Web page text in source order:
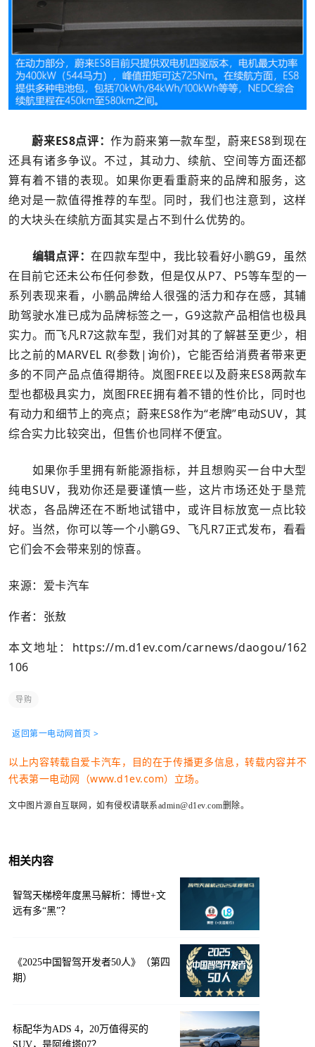
蔚来ES8点评：作为蔚来第一款车型，蔚来ES8到现在
还具有诸多争议。不过，其动力、续航、空间等方面还都
算有着不错的表现。如果你更看重蔚来的品牌和服务，这
绝对是一款值得推荐的车型。同时，我们也注意到，这样
的大块头在续航方面其实是占不到什么优势的。
编辑点评：在四款车型中，我比较看好小鹏G9，虽然
在目前它还未公布任何参数，但是仅从P7、P5等车型的一
系列表现来看，小鹏品牌给人很强的活力和存在感，其辅
助驾驶水准已成为品牌标签之一，G9这款产品相信也极具
实力。而飞凡R7这款车型，我们对其的了解甚至更少，相
比之前的MARVEL R(参数|询价)，它能否给消费者带来更
多的不同产品点值得期待。岚图FREE以及蔚来ES8两款车
型也都极具实力，岚图FREE拥有着不错的性价比，同时也
有动力和细节上的亮点；蔚来ES8作为“老牌”电动SUV，其
综合实力比较突出，但售价也同样不便宜。
如果你手里拥有新能源指标，并且想购买一台中大型
纯电SUV，我劝你还是要谨慎一些，这片市场还处于垦荒
状态，各品牌还在不断地试错中，或许目标放宽一点比较
好。当然，你可以等一个小鹏G9、飞凡R7正式发布，看看
它们会不会带来别的惊喜。
来源：爱卡汽车
作者：张敖
本文地址： https://m.d1ev.com/carnews/daogou/162
106
导购
返回第一电动网首页 >
以上内容转载自爱卡汽车，目的在于传播更多信息，转载内容并不
代表第一电动网（www.d1ev.com）立场。
文中图片源自互联网，如有侵权请联系admin@d1ev.com删除。
相关内容
智驾天梯榜年度黑马解析：博世+文
远有多“黑”？
《2025中国智驾开发者50人》（第四
期）
标配华为ADS 4，20万值得买的
SUV，是阿维塔07？